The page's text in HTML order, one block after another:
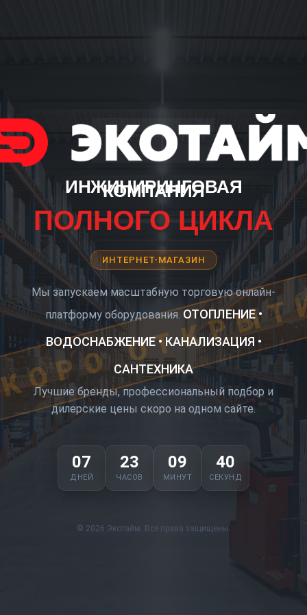
ИНЖИНИРИНГОВАЯ
КОМПАНИЯ
ПОЛНОГО ЦИКЛА
ИНТЕРНЕТ-МАГАЗИН
Мы запускаем масштабную торговую онлайн-
платформу оборудования. ОТОПЛЕНИЕ •
ВОДОСНАБЖЕНИЕ • КАНАЛИЗАЦИЯ •
САНТЕХНИКА
Лучшие бренды, профессиональный подбор и
дилерские цены скоро на одном сайте.
07
ДНЕЙ
23
ЧАСОВ
09
МИНУТ
40
СЕКУНД
© 2026 Экотайм. Все права защищены.